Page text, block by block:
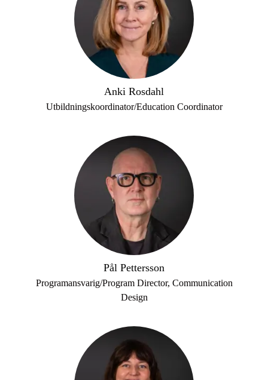
Anki Rosdahl
Utbildningskoordinator/Education Coordinator
Pål Pettersson
Programansvarig/Program Director, Communication
Design